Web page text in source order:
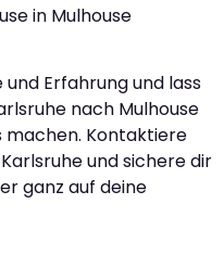
in Mulhouse
Erfahrung und lass
nach Mulhouse
machen. Kontaktiere
und sichere dir
ganz auf deine